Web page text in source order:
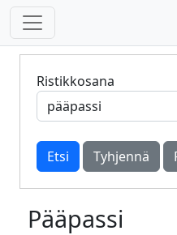
Ristikkosana
Tyhjennä
Pääpassi